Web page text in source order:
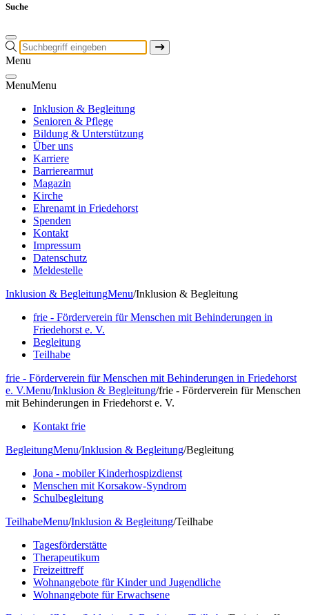
Suche
Menu
MenuMenu
Inklusion & Begleitung
Senioren & Pflege
Bildung & Unterstützung
Über uns
Karriere
Barrierearmut
Magazin
Kirche
Ehrenamt in Friedehorst
Spenden
Kontakt
Impressum
Datenschutz
Meldestelle
Inklusion & BegleitungMenu/Inklusion & Begleitung
frie - Förderverein für Menschen mit Behinderungen in
Friedehorst e. V.
Begleitung
Teilhabe
frie - Förderverein für Menschen mit Behinderungen in Friedehorst
e. V.Menu/Inklusion & Begleitung/frie - Förderverein für Menschen
mit Behinderungen in Friedehorst e. V.
Kontakt frie
BegleitungMenu/Inklusion & Begleitung/Begleitung
Jona - mobiler Kinderhospizdienst
Menschen mit Korsakow-Syndrom
Schulbegleitung
TeilhabeMenu/Inklusion & Begleitung/Teilhabe
Tagesförderstätte
Therapeutikum
Freizeittreff
Wohnangebote für Kinder und Jugendliche
Wohnangebote für Erwachsene